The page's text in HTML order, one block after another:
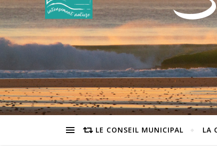
LE CONSEIL MUNICIPAL LA